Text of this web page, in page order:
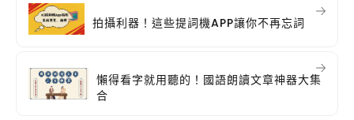
拍攝利器！這些提詞機APP讓你不再忘詞
懶得看字就用聽的！國語朗讀文章神器大集
合